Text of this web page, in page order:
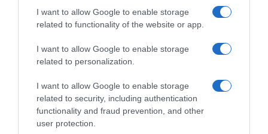
I want to allow Google to enable storage
related to functionality of the website or app.
I want to allow Google to enable storage
related to personalization.
I want to allow Google to enable storage
related to security, including authentication
functionality and fraud prevention, and other
user protection.
“πάγωμα” των δασμών – Γιατί “τιμωρεί”
πιο σκληρά την Κίνα
Βελτιώνεται το σκηνικό του καιρού,
ανεβαίνει η θερμοκρασία
Προσθήκη ως προτεινόμενη